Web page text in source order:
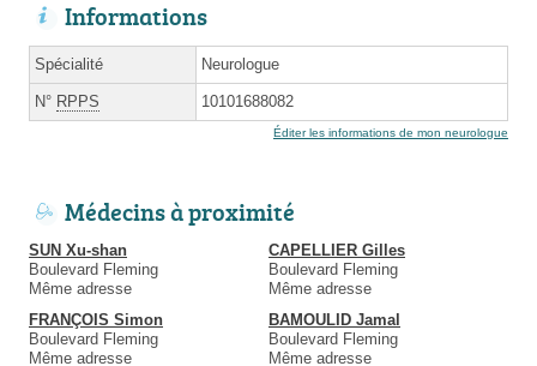
Informations
Spécialité Neurologue
N° RPPS 10101688082
Éditer les informations de mon neurologue
Médecins à proximité
SUN Xu-shan
Boulevard Fleming
Même adresse
CAPELLIER Gilles
Boulevard Fleming
Même adresse
FRANÇOIS Simon
Boulevard Fleming
Même adresse
BAMOULID Jamal
Boulevard Fleming
Même adresse